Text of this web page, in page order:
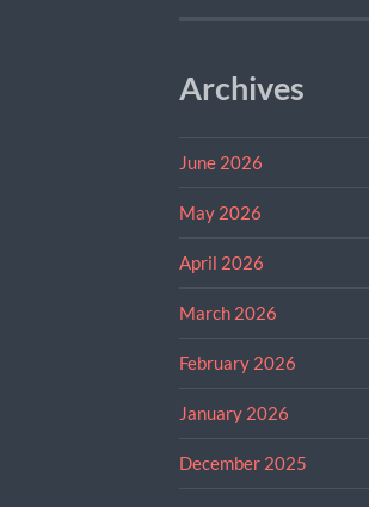
Archives
June 2026
May 2026
April 2026
March 2026
February 2026
January 2026
December 2025